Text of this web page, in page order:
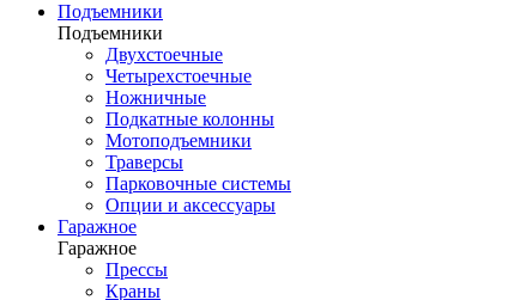
Подъемники
Подъемники
Двухстоечные
Четырехстоечные
Ножничные
Подкатные колонны
Мотоподъемники
Траверсы
Парковочные системы
Опции и аксессуары
Гаражное
Гаражное
Прессы
Краны